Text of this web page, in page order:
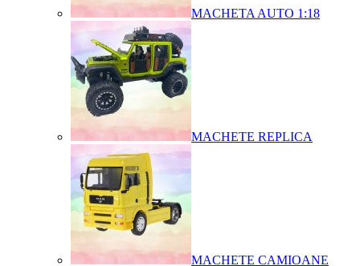
MACHETA AUTO 1:18
MACHETE REPLICA
MACHETE CAMIOANE